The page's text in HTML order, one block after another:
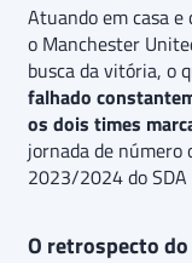
Atuando em casa e
o Manchester
busca da vitória, o
falhado
os dois times
jornada de número
2023/2024 do SDA
O retrospecto